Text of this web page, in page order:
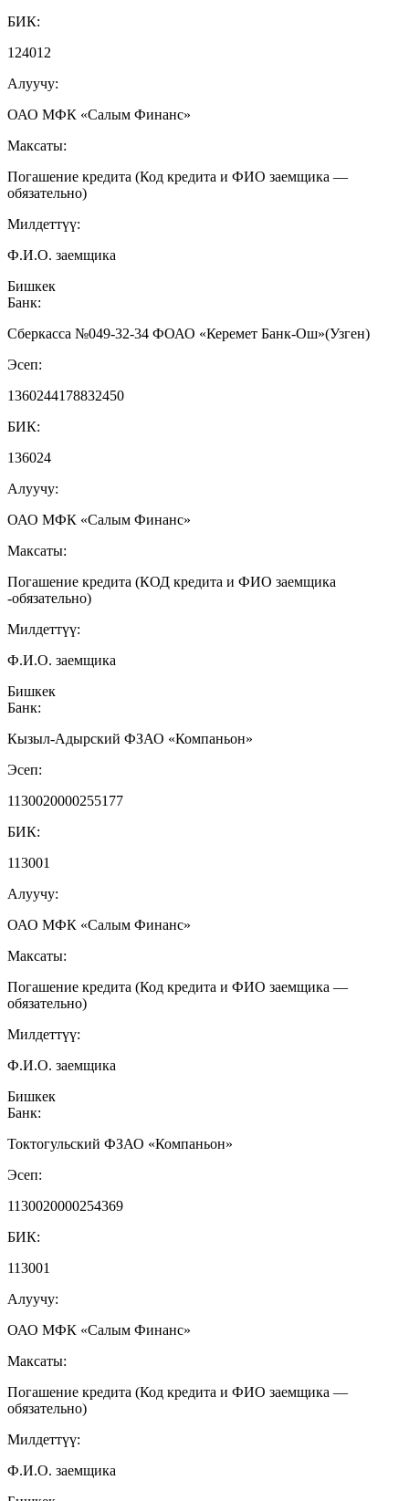
БИК:
124012
Алуучу:
ОАО МФК «Салым Финанс»
Максаты:
Погашение кредита (Код кредита и ФИО заемщика —
обязательно)
Милдеттүү:
Ф.И.О. заемщика
Бишкек
Банк:
Сберкасса №049-32-34 ФОАО «Керемет Банк-Ош»(Узген)
Эсеп:
1360244178832450
БИК:
136024
Алуучу:
ОАО МФК «Салым Финанс»
Максаты:
Погашение кредита (КОД кредита и ФИО заемщика
-обязательно)
Милдеттүү:
Ф.И.О. заемщика
Бишкек
Банк:
Кызыл-Адырский ФЗАО «Компаньон»
Эсеп:
1130020000255177
БИК:
113001
Алуучу:
ОАО МФК «Салым Финанс»
Максаты:
Погашение кредита (Код кредита и ФИО заемщика —
обязательно)
Милдеттүү:
Ф.И.О. заемщика
Бишкек
Банк:
Токтогульский ФЗАО «Компаньон»
Эсеп:
1130020000254369
БИК:
113001
Алуучу:
ОАО МФК «Салым Финанс»
Максаты:
Погашение кредита (Код кредита и ФИО заемщика —
обязательно)
Милдеттүү:
Ф.И.О. заемщика